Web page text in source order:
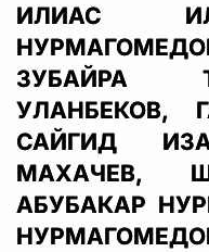
ИЛИАС
ЗУБАЙРА
УЛАНБЕКОВ,
САЙГИД
МАХАЧЕВ,
АБУБАКАР